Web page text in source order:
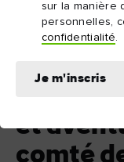
sur la manière
personnelles,
confidentialité.
Je m'inscris
Port de
et
comté